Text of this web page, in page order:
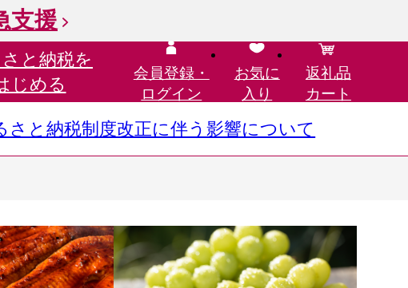
支援
と納税を
じめる
会員登録・
ログイン
お気に
入り
返礼品
カート
さと納税制度改正に伴う影響について